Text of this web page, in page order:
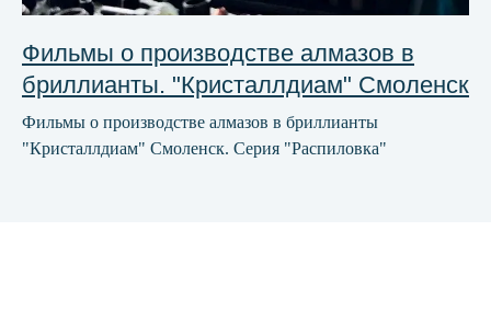
Фильмы о производстве алмазов в
бриллианты. "Кристаллдиам" Смоленск
Фильмы о производстве алмазов в бриллианты
"Кристаллдиам" Смоленск. Серия "Распиловка"